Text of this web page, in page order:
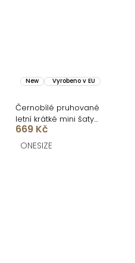
New Vyrobeno v EU
Černobílé pruhované
letní krátké mini šaty
BALUNE
669 Kč
ONESIZE